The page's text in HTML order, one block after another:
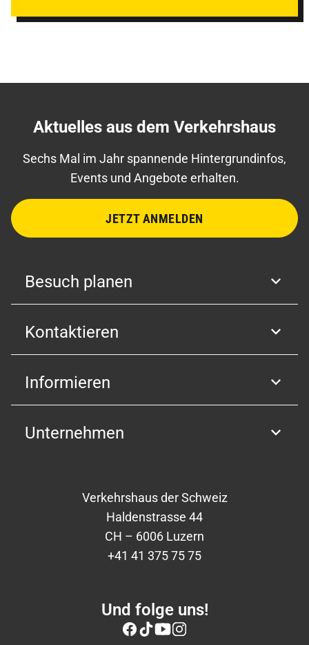
Aktuelles aus dem Verkehrshaus
Sechs Mal im Jahr spannende Hintergrundinfos,
Events und Angebote erhalten.
JETZT ANMELDEN
Besuch planen
Kontaktieren
Informieren
Unternehmen
Verkehrshaus der Schweiz
Haldenstrasse 44
CH – 6006 Luzern
+41 41 375 75 75
Und folge uns!